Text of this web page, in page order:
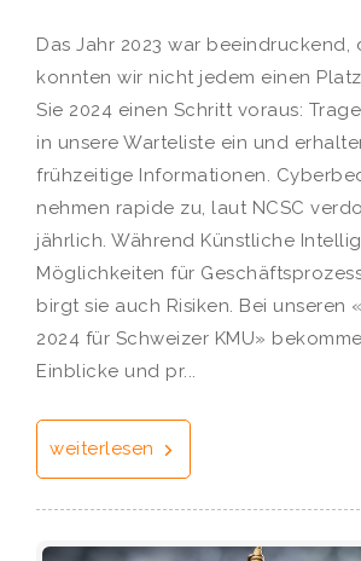
Das Jahr 2023 war
konnten wir nicht jedem einen
Sie 2024 einen Schritt voraus:
in unsere Warteliste ein und
frühzeitige Informationen.
nehmen rapide zu, laut NCSC
jährlich. Während Künstliche
Möglichkeiten für
birgt sie auch Risiken. Bei unseren
2024 für Schweizer KMU»
Einblicke und pr...
weiterlesen